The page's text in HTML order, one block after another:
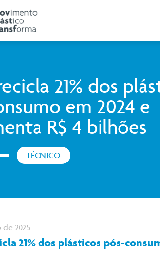
21% dos
em 2024 e
R$ 4 bilhões
TÉCNICO
2025
21% dos plásticos pós-